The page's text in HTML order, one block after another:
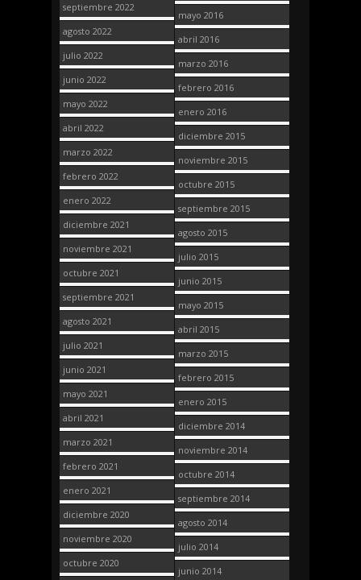
septiembre 2022
agosto 2022
julio 2022
junio 2022
mayo 2022
abril 2022
marzo 2022
febrero 2022
enero 2022
diciembre 2021
noviembre 2021
octubre 2021
septiembre 2021
agosto 2021
julio 2021
junio 2021
mayo 2021
abril 2021
marzo 2021
febrero 2021
enero 2021
diciembre 2020
noviembre 2020
octubre 2020
mayo 2016
abril 2016
marzo 2016
febrero 2016
enero 2016
diciembre 2015
noviembre 2015
octubre 2015
septiembre 2015
agosto 2015
julio 2015
junio 2015
mayo 2015
abril 2015
marzo 2015
febrero 2015
enero 2015
diciembre 2014
noviembre 2014
octubre 2014
septiembre 2014
agosto 2014
julio 2014
junio 2014